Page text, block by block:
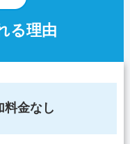
る理由
料金なし